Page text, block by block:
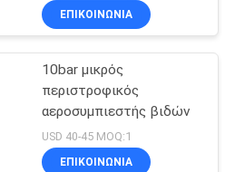
ΕΠΙΚΟΙΝΩΝΙΑ
10bar μικρός
περιστροφικός
αεροσυμπιεστής βιδών
USD 40-45 MOQ:1
ΕΠΙΚΟΙΝΩΝΙΑ